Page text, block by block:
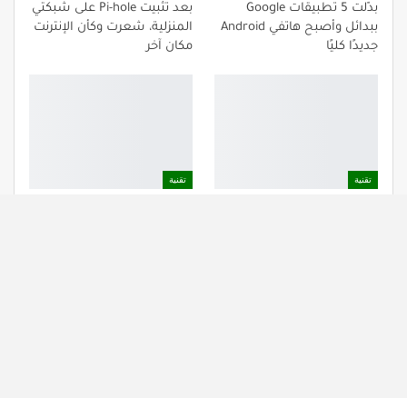
بدّلت 5 تطبيقات Google
ببدائل وأصبح هاتفي Android
جديدًا كليًا
بعد تثبيت Pi-hole على شبكتي
المنزلية، شعرت وكأن الإنترنت
مكان آخر
تقنية تقنية